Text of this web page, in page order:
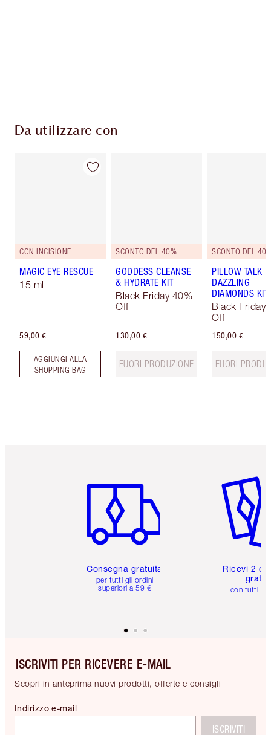
Da utilizzare con
CON INCISIONE
MAGIC EYE RESCUE
15 ml
59,00 €
AGGIUNGI ALLA
SHOPPING BAG
SCONTO DEL 40%
GODDESS CLEANSE
& HYDRATE KIT
Black Friday 40%
Off
130,00 €
FUORI PRODUZIONE
SCONTO DEL
PILLOW TALK
DAZZLING
DIAMONDS KIT
Black Friday
Off
150,00 €
FUORI
Consegna gratuita
per tutti gli ordini
superiori a 59 €
Ricevi 2
con tutti gli
ISCRIVITI PER RICEVERE E-MAIL
Scopri in anteprima nuovi prodotti, offerte e consigli
Indirizzo e-mail
ISCRIVITI